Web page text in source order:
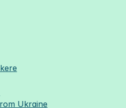
Ukraine